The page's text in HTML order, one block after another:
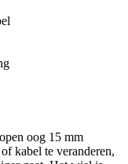
oog 15 mm
kabel te veranderen,